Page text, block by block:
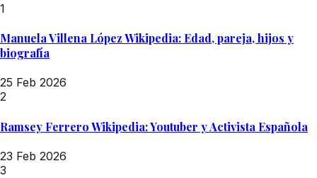
1
Manuela Villena López Wikipedia: Edad, pareja, hijos y
biografía
25 Feb 2026
2
Ramsey Ferrero Wikipedia: Youtuber y Activista Española
23 Feb 2026
3